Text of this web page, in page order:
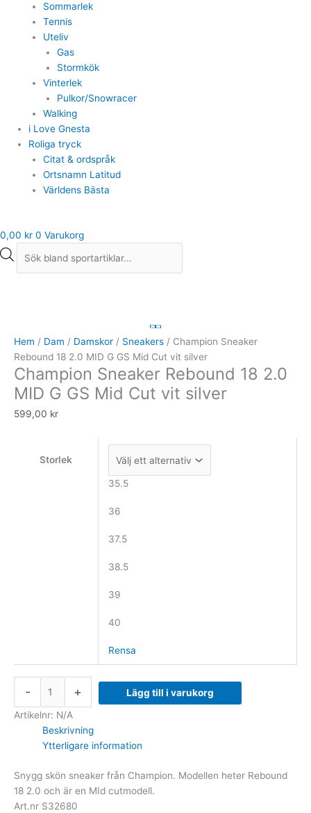
Sommarlek
Tennis
Uteliv
Gas
Stormkök
Vinterlek
Pulkor/Snowracer
Walking
i Love Gnesta
Roliga tryck
Citat & ordspråk
Ortsnamn Latitud
Världens Bästa
0,00 kr 0 Varukorg
Hem / Dam / Damskor / Sneakers / Champion Sneaker
Rebound 18 2.0 MID G GS Mid Cut vit silver
Champion Sneaker Rebound 18 2.0
MID G GS Mid Cut vit silver
599,00 kr
Storlek
35.5
36
37.5
38.5
39
40
Rensa
-
18
2.0
MID
G
GS
Mid
+ Lägg till i varukorg
Artikelnr: N/A
Beskrivning
Ytterligare information
Snygg skön sneaker från Champion. Modellen heter Rebound
18 2.0 och är en MId cutmodell.
Art.nr S32680